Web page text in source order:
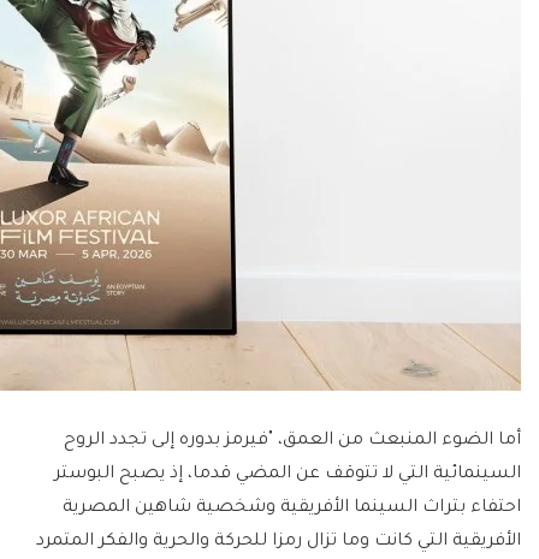
أما الضوء المنبعث من العمق، "فيرمز بدوره إلى تجدد الروح
السينمائية التي لا تتوقف عن المضي قدما، إذ يصبح البوستر
احتفاء بتراث السينما الأفريقية وشخصية شاهين المصرية
الأفريقية التي كانت وما تزال رمزا للحركة والحرية والفكر المتمرد